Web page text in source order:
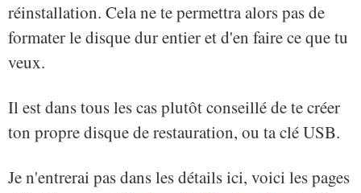
réinstallation. Cela ne te permettra alors pas de
formater le disque dur entier et d'en faire ce que tu
veux.
Il est dans tous les cas plutôt conseillé de te créer
ton propre disque de restauration, ou ta clé USB.
Je n'entrerai pas dans les détails ici, voici les pages